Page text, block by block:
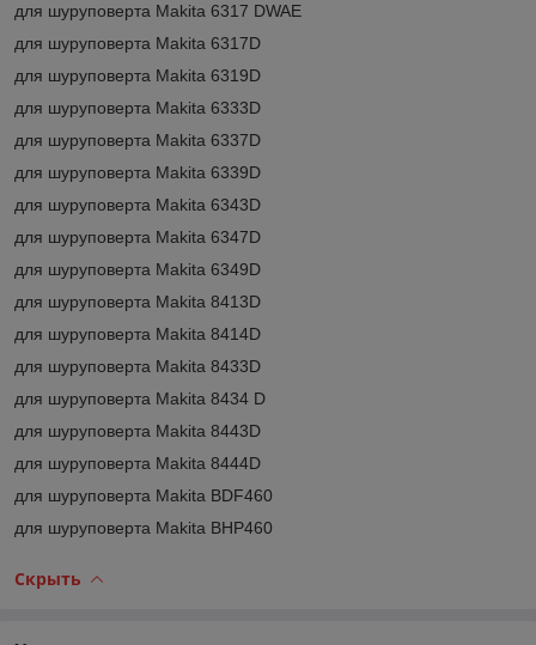
для шуруповерта Makita 6317 DWAE
для шуруповерта Makita 6317D
для шуруповерта Makita 6319D
для шуруповерта Makita 6333D
для шуруповерта Makita 6337D
для шуруповерта Makita 6339D
для шуруповерта Makita 6343D
для шуруповерта Makita 6347D
для шуруповерта Makita 6349D
для шуруповерта Makita 8413D
для шуруповерта Makita 8414D
для шуруповерта Makita 8433D
для шуруповерта Makita 8434 D
для шуруповерта Makita 8443D
для шуруповерта Makita 8444D
для шуруповерта Makita BDF460
для шуруповерта Makita BHP460
Скрыть